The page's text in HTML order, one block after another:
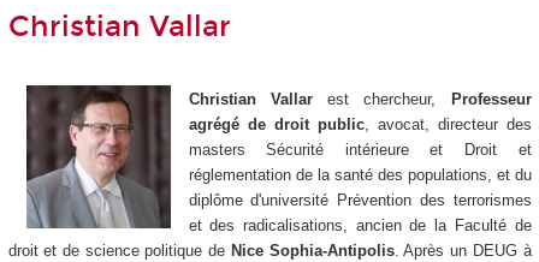
Christian Vallar
Christian Vallarest chercheur,
Professeur
agrégé de droit public, avocat, directeur des
masters Sécurité intérieure et Droit et
réglementation de la santé des populations, et du
diplôme d'université Prévention des terrorismes
et des radicalisations, ancien de la Faculté de
droit et de science politique de Nice Sophia-Antipolis. Après un DEUG à